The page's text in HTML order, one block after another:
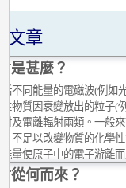
文章
是甚麼？
不同能量的電磁波(例如
物質因衰變放出的粒子(
及電離輻射兩類。一般
不足以改變物質的化學
量使原子中的電子游離
從何而來？